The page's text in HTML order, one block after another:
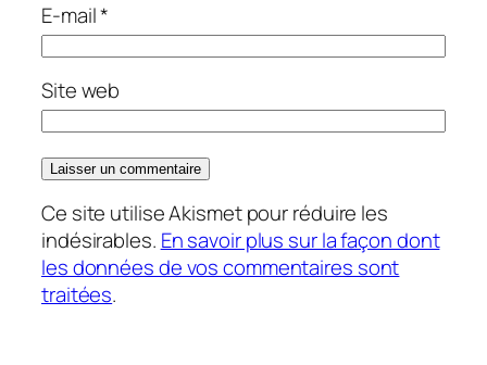
E-mail*
Site web
Ce site utilise Akismet pour réduire les
indésirables. En savoir plus sur la façon dont
les données de vos commentaires sont
traitées.